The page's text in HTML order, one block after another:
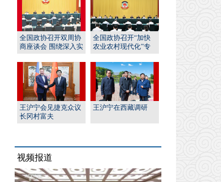
全国政协召开双周协
商座谈会 围绕深入实
动...
全国政协召开“加快
农业农村现代化”专
并...
王沪宁会见捷克众议
长冈村富夫
王沪宁在西藏调研
视频报道